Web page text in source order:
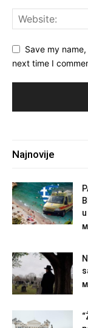
Save my
next time I
Najnovije